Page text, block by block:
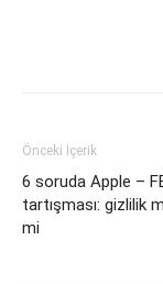
Önceki İçerik
6 soruda Apple –
tartışması: gizlilik
mi